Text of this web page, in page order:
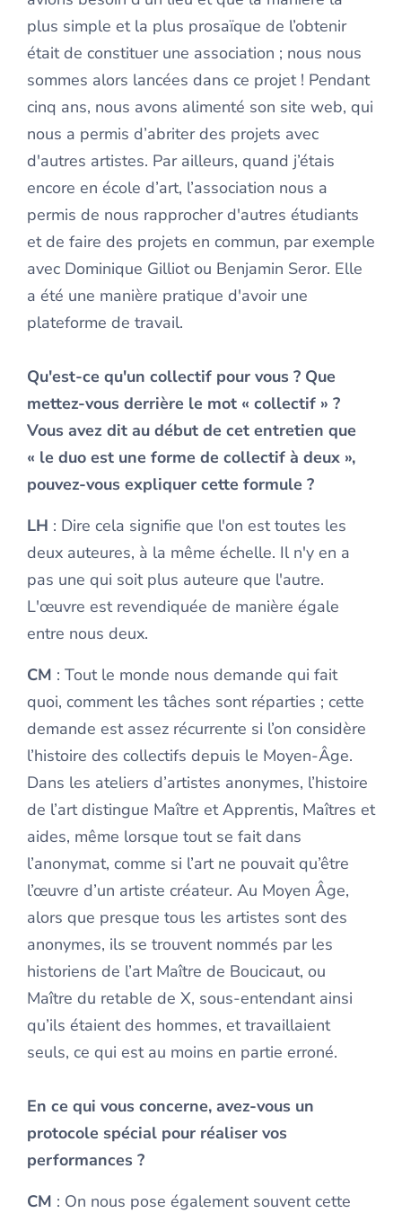
plus simple et la plus prosaïque de l’obtenir
était de constituer une association ; nous nous
sommes alors lancées dans ce projet ! Pendant
cinq ans, nous avons alimenté son site web, qui
nous a permis d’abriter des projets avec
d'autres artistes. Par ailleurs, quand j’étais
encore en école d’art, l’association nous a
permis de nous rapprocher d'autres étudiants
et de faire des projets en commun, par exemple
avec Dominique Gilliot ou Benjamin Seror. Elle
a été une manière pratique d'avoir une
plateforme de travail.
Qu'est-ce qu'un collectif pour vous ? Que
mettez-vous derrière le mot « collectif » ?
Vous avez dit au début de cet entretien que
« le duo est une forme de collectif à deux »,
pouvez-vous expliquer cette formule ?
LH : Dire cela signifie que l'on est toutes les
deux auteures, à la même échelle. Il n'y en a
pas une qui soit plus auteure que l'autre.
L'œuvre est revendiquée de manière égale
entre nous deux.
CM : Tout le monde nous demande qui fait
quoi, comment les tâches sont réparties ; cette
demande est assez récurrente si l’on considère
l’histoire des collectifs depuis le Moyen-Âge.
Dans les ateliers d’artistes anonymes, l’histoire
de l’art distingue Maître et Apprentis, Maîtres et
aides, même lorsque tout se fait dans
l’anonymat, comme si l’art ne pouvait qu’être
l’œuvre d’un artiste créateur. Au Moyen Âge,
alors que presque tous les artistes sont des
anonymes, ils se trouvent nommés par les
historiens de l’art Maître de Boucicaut, ou
Maître du retable de X, sous-entendant ainsi
qu’ils étaient des hommes, et travaillaient
seuls, ce qui est au moins en partie erroné.
En ce qui vous concerne, avez-vous un
protocole spécial pour réaliser vos
performances ?
CM : On nous pose également souvent cette